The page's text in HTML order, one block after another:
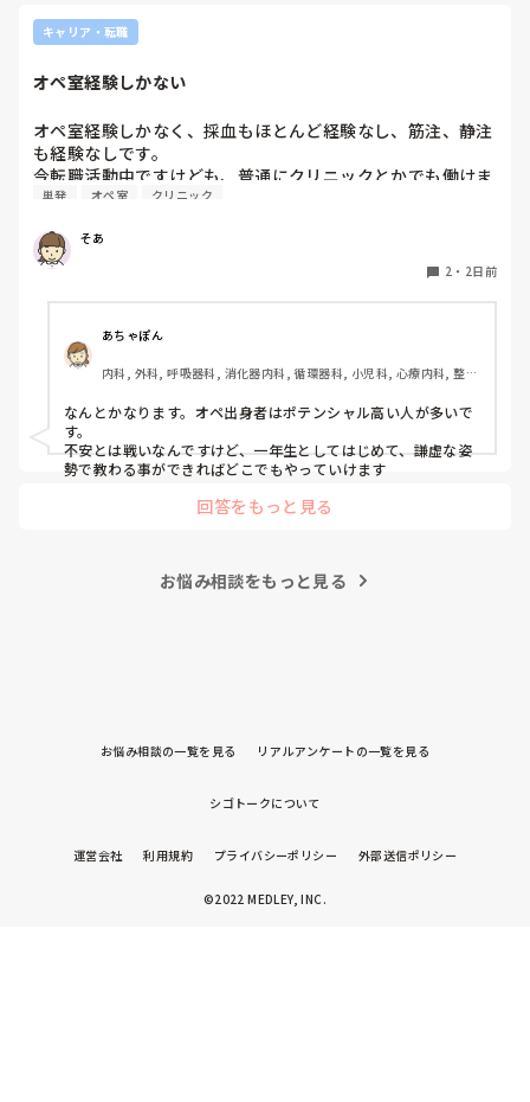
キャリア・転職
オペ室経験しかない
オペ室経験しかなく、採血もほとんど経験なし、筋注、静注
も経験なしです。
今転職活動中ですけども、普通にクリニックとかでも働けま
すかね(考えてるところは、眼科や皮膚科あたりです)
もう一つ、単発のバイトもしたいのですがオペ室経験しかな
い人でも働けるようなところはありますかね。
病棟経験も一度もないので色々と不安でいっぱいです。
単発 オペ室 クリニック
そあ
2 ・ 2日前
あちゃぽん
内科, 外科, 呼吸器科, 消化器内科, 循環器科, 小児科, 心療内科, 整形
合診療科, 救急科, 超急性期, ICU, CCU, HCU, その他の科, ママナー
ス, 外来, 神経内科, 脳神経外科, NICU, 消化器外科, 一般病院, 慢性
なんとかなります。オペ出身者はポテンシャル高い人が多いで
す。
不安とは戦いなんですけど、一年生としてはじめて、謙虚な姿
勢で教わる事ができればどこでもやっていけます
回答をもっと見る
お悩み相談をもっと見る
お悩み相談の一覧を見る リアルアンケートの一覧を見る
シゴトークについて
運営会社 利用規約 プライバシーポリシー 外部送信ポリシー
©2022 MEDLEY, INC.